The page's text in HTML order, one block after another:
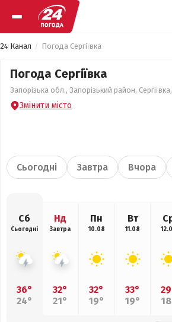
24 Канал Погода Сергіївка
Погода Сергіївка
Запорізька обл., Запорізький район,
Змінити місто
Сьогодні Завтра Вчора
Сб
Сьогодні
36°
24°
Нд
Завтра
32°
21°
Пн
10.08
32°
19°
Вт
11.08
33°
19°